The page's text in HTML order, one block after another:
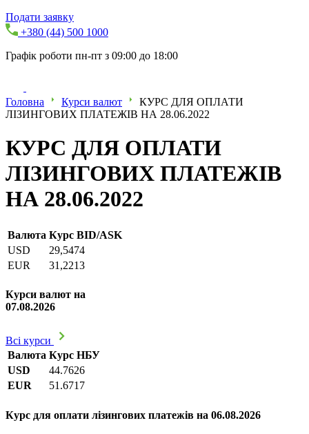
Подати заявку
+380 (44) 500 1000
Графік роботи пн-пт з 09:00 до 18:00
Головна Курси валют
КУРС ДЛЯ ОПЛАТИ
ЛІЗИНГОВИХ ПЛАТЕЖІВ НА 28.06.2022
КУРС ДЛЯ ОПЛАТИ
ЛІЗИНГОВИХ ПЛАТЕЖІВ
НА 28.06.2022
Валюта Курс BID/ASK
USD
29,5474
EUR
31,2213
Курси валют на
07.08.2026
Всі курси
Валюта Курс НБУ
USD
44.7626
EUR
51.6717
Курс для оплати лізингових платежів на 06.08.2026